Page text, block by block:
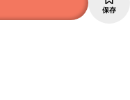
保存